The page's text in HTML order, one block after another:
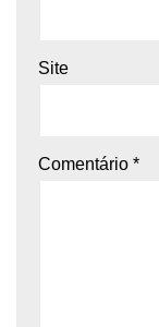
Site
Comentário *